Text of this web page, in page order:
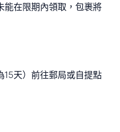
能在限期內領取，包裹將
15天）前往郵局或自提點